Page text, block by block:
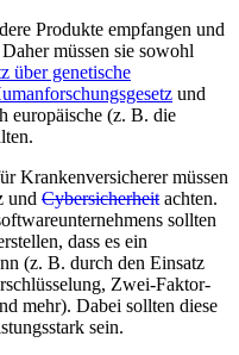
Produkte empfangen und
müssen sie sowohl
über genetische
und
europäische (z. B. die
Krankenversicherer müssen
und Cybersicherheit achten.
sollten
dass es ein
(z. B. durch den Einsatz
Zwei-Faktor-
mehr). Dabei sollten diese
sein.